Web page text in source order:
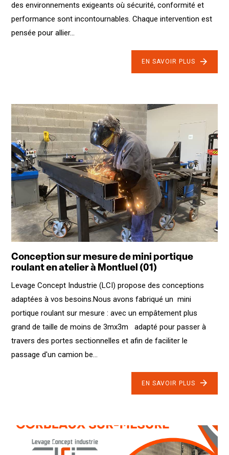
des environnements exigeants où sécurité, conformité et
performance sont incontournables. Chaque intervention est
pensée pour allier...
EN SAVOIR PLUS
Conception sur mesure de mini portique
roulant en atelier à Montluel (01)
Levage Concept Industrie (LCI) propose des conceptions
adaptées à vos besoins.Nous avons fabriqué un mini
portique roulant sur mesure : avec un empâtement plus
grand de taille de moins de 3mx3m adapté pour passer à
travers des portes sectionnelles et afin de faciliter le
passage d'un camion be...
EN SAVOIR PLUS